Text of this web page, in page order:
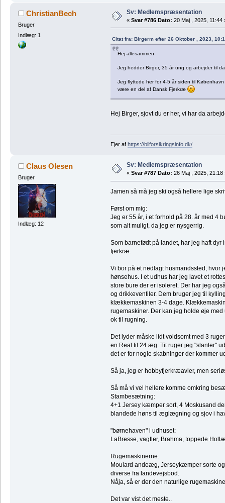
ChristianBech
Bruger
Indlæg: 1
Sv: Medlemspræsentation
« Svar #786 Dato: 20 Maj , 2025, 11:44
Citat fra: Birgerm efter 26 Oktober , 2023,
Hej allesammen
Jeg hedder Birger, 35 år ung og arbejder til
Jeg flyttede her for 4-5 år siden til
være en del af Dansk Fjerkræ
Hej Birger, sjovt du er her, vi har da
Ejer af https://bilforsikringsinfo.dk/
Claus Olesen
Bruger
Indlæg: 12
Sv: Medlemspræsentation
« Svar #787 Dato: 26 Maj , 2025, 21:18
Jamen så må jeg ski også hellere lige
Først om mig:
Jeg er 55 år, i et forhold på 28. år med 4
som alt muligt, da jeg er nysgerrig.
Som barnefødt på landet, har jeg haft
fjerkræ.
Vi bor på et nedlagt husmandssted, hvor
hønsehus. I et udhus har jeg lavet et
store bure der er isoleret. Der har jeg
og drikkeventiler. Dem bruger jeg til
klækkemaskinen 3-4 dage.
rugemaskiner. Der kan jeg holde øje
ok til rugning.
Det lyder måske lidt voldsomt med 3
en Real til 24 æg. Tit ruger jeg "slanter"
det er for nogle skabninger der kommer
Så ja, jeg er hobbyfjerkræavler, men
Så må vi vel hellere komme omkring
Stambesætning:
4+1 Jersey kæmper sort, 4 Moskusand
blandede høns til æglægning og sjov i
"børnehaven" i udhuset:
LaBresse, vagtler, Brahma, toppede
Rugemaskinerne:
Moulard andeæg, Jerseykæmper sorte
diverse fra landevejsbod.
Nåja, så er der den naturlige
Det var vist det meste..